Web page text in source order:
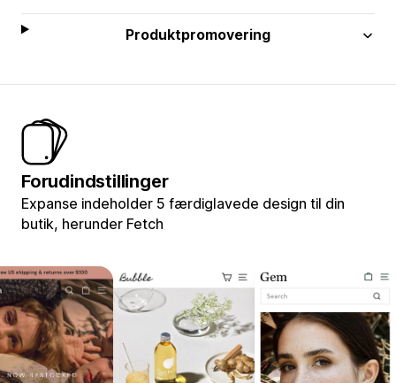
Produktpromovering
Forudindstillinger
Expanse indeholder 5 færdiglavede design til din
butik, herunder Fetch